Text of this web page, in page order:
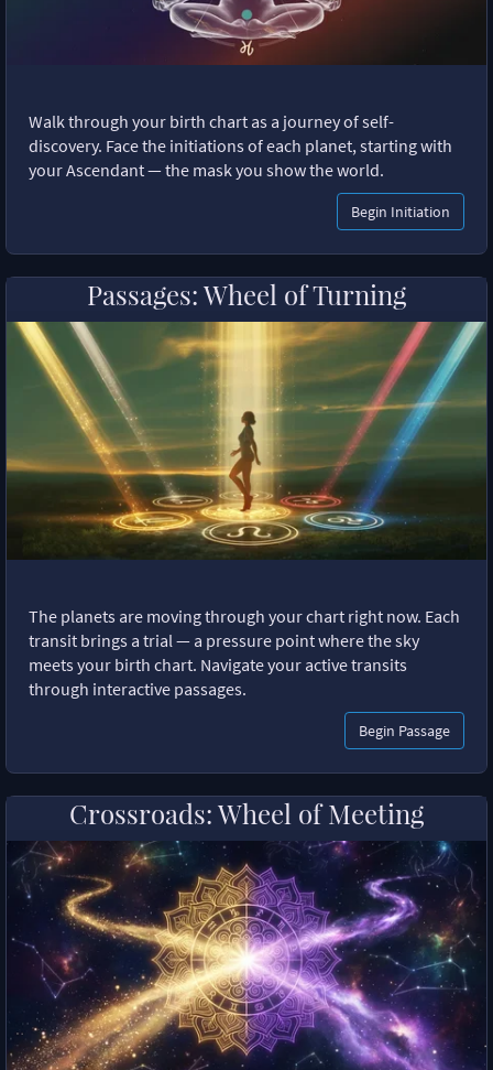
Walk through your birth chart as a journey of self-
discovery. Face the initiations of each planet, starting with
your Ascendant — the mask you show the world.
Begin Initiation
Passages: Wheel of Turning
The planets are moving through your chart right now. Each
transit brings a trial — a pressure point where the sky
meets your birth chart. Navigate your active transits
through interactive passages.
Begin Passage
Crossroads: Wheel of Meeting